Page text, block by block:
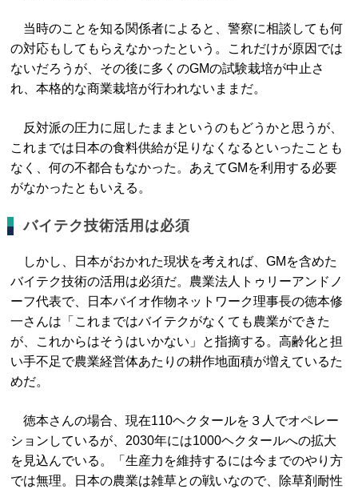
当時のことを知る関係者によると、警察に相談しても何
の対応もしてもらえなかったという。これだけが原因では
ないだろうが、その後に多くのGMの試験栽培が中止さ
れ、本格的な商業栽培が行われないままだ。
反対派の圧力に屈したままというのもどうかと思うが、
これまでは日本の食料供給が足りなくなるといったことも
なく、何の不都合もなかった。あえてGMを利用する必要
がなかったともいえる。
バイテク技術活用は必須
しかし、日本がおかれた現状を考えれば、GMを含めた
バイテク技術の活用は必須だ。農業法人トゥリーアンドノ
ーフ代表で、日本バイオ作物ネットワーク理事長の徳本修
一さんは「これまではバイテクがなくても農業ができた
が、これからはそうはいかない」と指摘する。高齢化と担
い手不足で農業経営体あたりの耕作地面積が増えているた
めだ。
徳本さんの場合、現在110ヘクタールを３人でオペレー
ションしているが、2030年には1000ヘクタールへの拡大
を見込んでいる。「生産力を維持するには今までのやり方
では無理。日本の農業は雑草との戦いなので、除草剤耐性